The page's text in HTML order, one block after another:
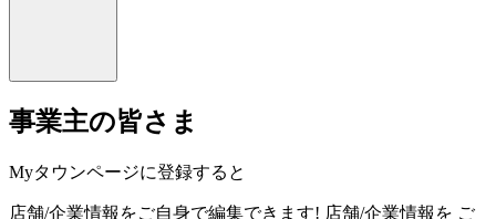
事業主の皆さま
Myタウンページに登録すると
店舗/企業情報をご自身で編集できます! 店舗/企業情報を ご